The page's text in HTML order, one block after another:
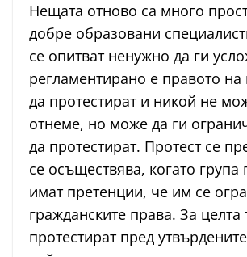
Нещата отново са много
добре образовани
се опитват ненужно да ги
регламентирано е правото на
да протестират и никой не
отнеме, но може да ги
да протестират. Протест се
се осъществява, когато група
имат претенции, че им се
гражданските права. За целта
протестират пред